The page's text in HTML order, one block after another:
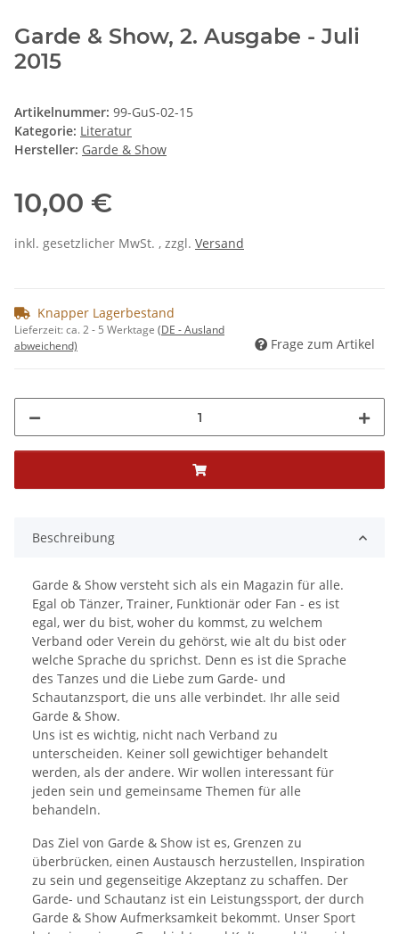
Garde & Show, 2. Ausgabe - Juli
2015
Artikelnummer: 99-GuS-02-15
Kategorie: Literatur
Hersteller: Garde & Show
10,00 €
inkl. gesetzlicher MwSt. , zzgl. Versand
Knapper Lagerbestand
Lieferzeit:ca. 2 - 5 Werktage (DE - Ausland
abweichend)
Frage zum Artikel
Beschreibung
Garde & Show versteht sich als ein Magazin für alle.
Egal ob Tänzer, Trainer, Funktionär oder Fan - es ist
egal, wer du bist, woher du kommst, zu welchem
Verband oder Verein du gehörst, wie alt du bist oder
welche Sprache du sprichst. Denn es ist die Sprache
des Tanzes und die Liebe zum Garde- und
Schautanzsport, die uns alle verbindet. Ihr alle seid
Garde & Show.
Uns ist es wichtig, nicht nach Verband zu
unterscheiden. Keiner soll gewichtiger behandelt
werden, als der andere. Wir wollen interessant für
jeden sein und gemeinsame Themen für alle
behandeln.
Das Ziel von Garde & Show ist es, Grenzen zu
überbrücken, einen Austausch herzustellen, Inspiration
zu sein und gegenseitige Akzeptanz zu schaffen. Der
Garde- und Schautanz ist ein Leistungssport, der durch
Garde & Show Aufmerksamkeit bekommt. Unser Sport